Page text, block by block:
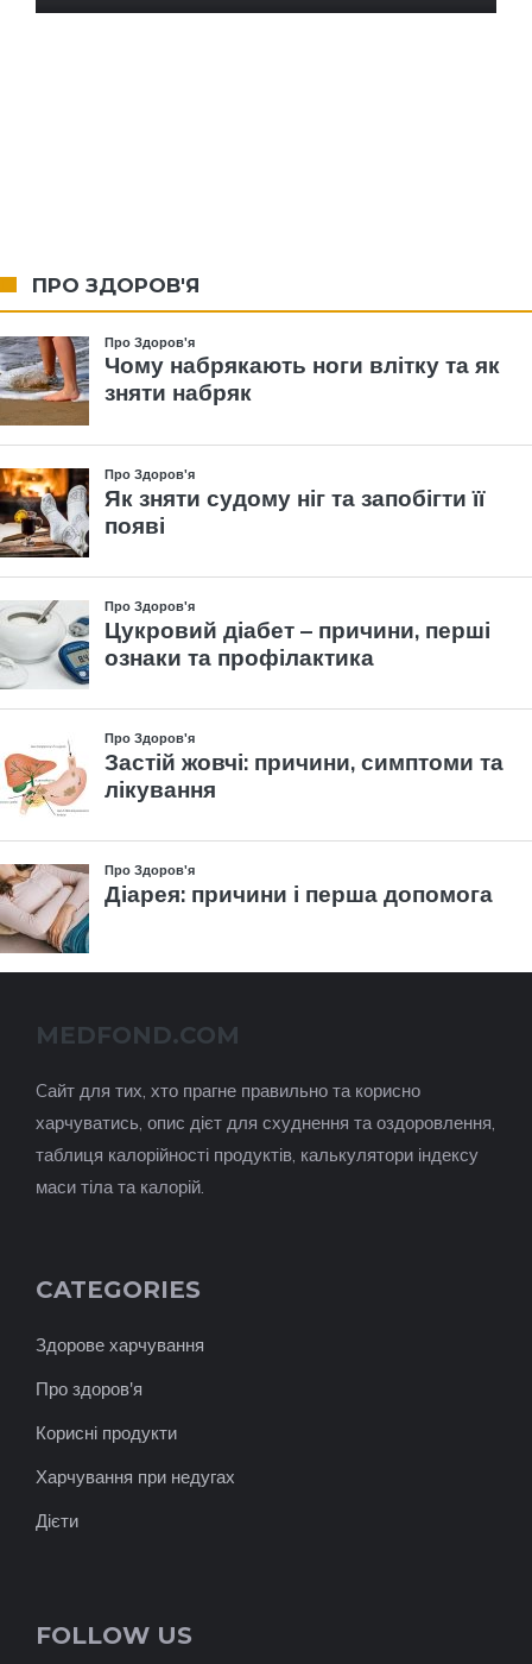
ПРО ЗДОРОВ'Я
MEDFOND.COM
Cайт для тих, хто прагне правильно та корисно
харчуватись, опис дієт для схуднення та оздоровлення,
таблиця калорійності продуктів, калькулятори індексу
маси тіла та калорій.
CATEGORIES
Здорове харчування
Про здоров'я
Корисні продукти
Харчування при недугах
Дієти
FOLLOW US